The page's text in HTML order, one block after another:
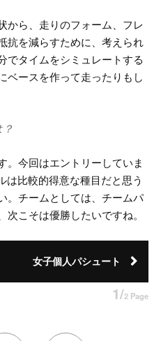
から、走りのフォーム、フレ
抗を減らすために、考えられ
でタイムをシミュレートする
ベースを作って走ったりもし
。今回はエントリーしていま
は比較的得意な種目だと思う
。チームとしては、チームパ
こそは優勝したいですね。
女子個人パシュート
1/2 Page